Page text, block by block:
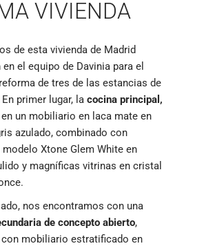
VIVIENDA
de esta vivienda de Madrid
el equipo de Davinia para el
de tres de las estancias de
primer lugar, la cocina principal,
un mobiliario en laca mate en
azulado, combinado con
Xtone Glem White en
y magníficas vitrinas en cristal
nos encontramos con una
de concepto abierto,
con mobiliario estratificado en